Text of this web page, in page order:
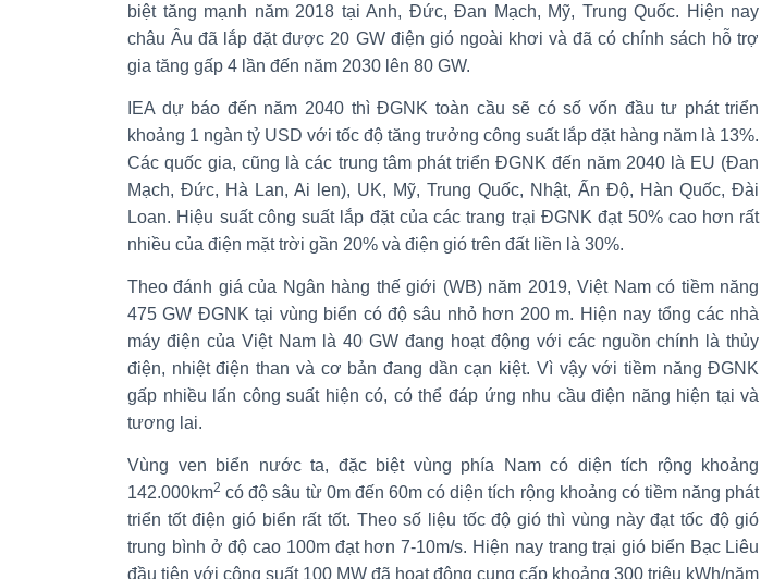
biệt tăng mạnh năm 2018 tại Anh, Đức, Đan Mạch, Mỹ, Trung Quốc. Hiện nay
châu Âu đã lắp đặt được 20 GW điện gió ngoài khơi và đã có chính sách hỗ trợ
gia tăng gấp 4 lần đến năm 2030 lên 80 GW.
IEA dự báo đến năm 2040 thì ĐGNK toàn cầu sẽ có số vốn đầu tư phát triển
khoảng 1 ngàn tỷ USD với tốc độ tăng trưởng công suất lắp đặt hàng năm là 13%.
Các quốc gia, cũng là các trung tâm phát triển ĐGNK đến năm 2040 là EU (Đan
Mạch, Đức, Hà Lan, Ai len), UK, Mỹ, Trung Quốc, Nhật, Ấn Độ, Hàn Quốc, Đài
Loan. Hiệu suất công suất lắp đặt của các trang trại ĐGNK đạt 50% cao hơn rất
nhiều của điện mặt trời gần 20% và điện gió trên đất liền là 30%.
Theo đánh giá của Ngân hàng thế giới (WB) năm 2019, Việt Nam có tiềm năng
475 GW ĐGNK tại vùng biển có độ sâu nhỏ hơn 200 m. Hiện nay tổng các nhà
máy điện của Việt Nam là 40 GW đang hoạt động với các nguồn chính là thủy
điện, nhiệt điện than và cơ bản đang dần cạn kiệt. Vì vậy với tiềm năng ĐGNK
gấp nhiều lấn công suất hiện có, có thể đáp ứng nhu cầu điện năng hiện tại và
tương lai.
Vùng ven biển nước ta, đặc biệt vùng phía Nam có diện tích rộng khoảng
142.000km2 có độ sâu từ 0m đến 60m có diện tích rộng khoảng có tiềm năng phát
triển tốt điện gió biển rất tốt. Theo số liệu tốc độ gió thì vùng này đạt tốc độ gió
trung bình ở độ cao 100m đạt hơn 7-10m/s. Hiện nay trang trại gió biển Bạc Liêu
đầu tiên với công suất 100 MW đã hoạt động cung cấp khoảng 300 triệu kWh/năm